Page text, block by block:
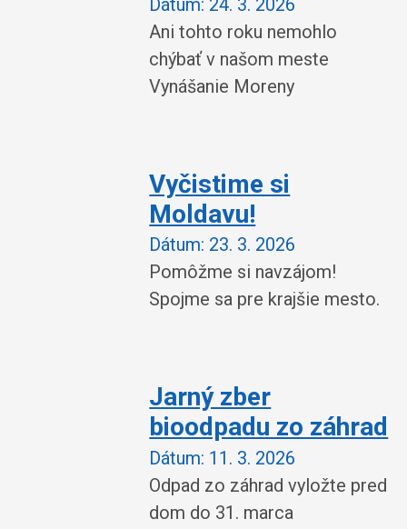
Ani tohto roku nemohlo
chýbať v našom meste
Vynášanie Moreny
Vyčistime si
Moldavu!
Dátum: 23. 3. 2026
Pomôžme si navzájom!
Spojme sa pre krajšie mesto.
Jarný zber
bioodpadu zo záhrad
Dátum: 11. 3. 2026
Odpad zo záhrad vyložte pred
dom do 31. marca